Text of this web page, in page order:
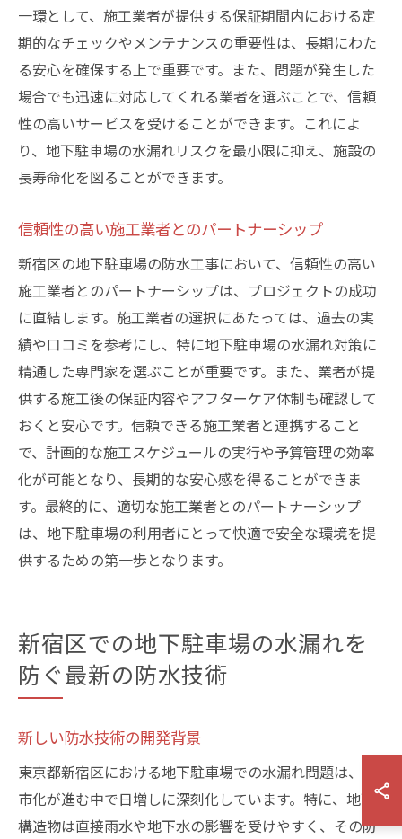
一環として、施工業者が提供する保証期間内における定
期的なチェックやメンテナンスの重要性は、長期にわた
る安心を確保する上で重要です。また、問題が発生した
場合でも迅速に対応してくれる業者を選ぶことで、信頼
性の高いサービスを受けることができます。これによ
り、地下駐車場の水漏れリスクを最小限に抑え、施設の
長寿命化を図ることができます。
信頼性の高い施工業者とのパートナーシップ
新宿区の地下駐車場の防水工事において、信頼性の高い
施工業者とのパートナーシップは、プロジェクトの成功
に直結します。施工業者の選択にあたっては、過去の実
績や口コミを参考にし、特に地下駐車場の水漏れ対策に
精通した専門家を選ぶことが重要です。また、業者が提
供する施工後の保証内容やアフターケア体制も確認して
おくと安心です。信頼できる施工業者と連携すること
で、計画的な施工スケジュールの実行や予算管理の効率
化が可能となり、長期的な安心感を得ることができま
す。最終的に、適切な施工業者とのパートナーシップ
は、地下駐車場の利用者にとって快適で安全な環境を提
供するための第一歩となります。
新宿区での地下駐車場の水漏れを
防ぐ最新の防水技術
新しい防水技術の開発背景
東京都新宿区における地下駐車場での水漏れ問題は、都
市化が進む中で日増しに深刻化しています。特に、地下
構造物は直接雨水や地下水の影響を受けやすく、その防